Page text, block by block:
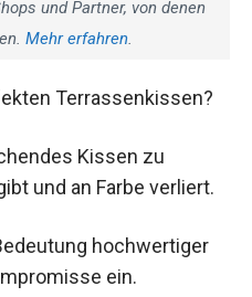
und Partner, von denen
Mehr erfahren.
Terrassenkissen?
Kissen zu
und an Farbe verliert.
hochwertiger
ein.